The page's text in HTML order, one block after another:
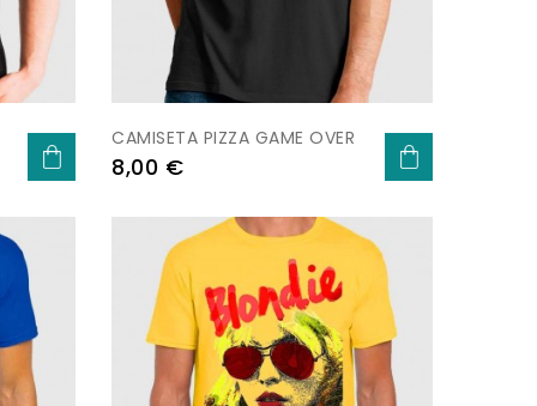
CAMISETA PIZZA GAME OVER
Prezo
8,00 €